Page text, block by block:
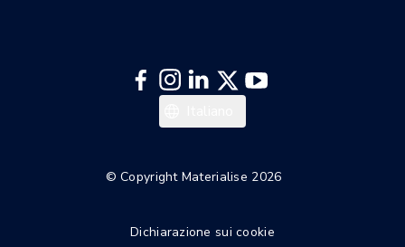
Français
© Copyright Materialise 2026
Dichiarazione sui cookie